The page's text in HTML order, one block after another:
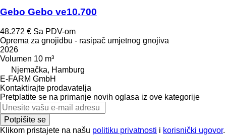
Gebo Gebo ve10.700
48.272 € Sa PDV-om
Oprema za gnojidbu - rasipač umjetnog gnojiva
2026
Volumen 10 m³
Njemačka, Hamburg
E-FARM GmbH
Kontaktirajte prodavatelja
Pretplatite se na primanje novih oglasa iz ove kategorije
Potpišite se
Klikom pristajete na našu politiku privatnosti i korisnički ugovor.